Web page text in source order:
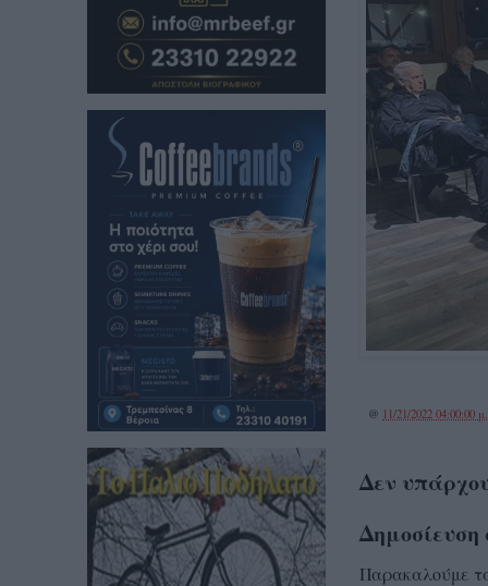
@ 11/21/2022 04:00:00
Δεν
Δημοσίευση
Παρακαλούμε